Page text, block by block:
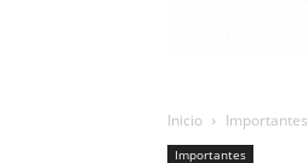
Inicio Importantes
Importantes